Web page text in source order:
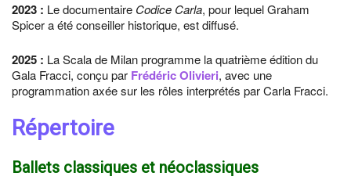
2023 : Le documentaire Codice Carla, pour lequel Graham
Spicer a été conseiller historique, est diffusé.
2025 : La Scala de Milan programme la quatrième édition du
Gala Fracci, conçu par Frédéric Olivieri, avec une
programmation axée sur les rôles interprétés par Carla Fracci.
Répertoire
Ballets classiques et néoclassiques